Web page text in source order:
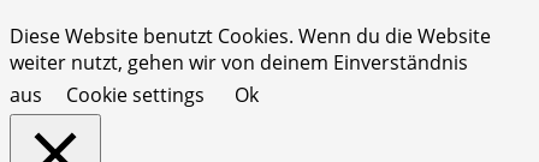
Diese Website benutzt Cookies. Wenn du die Website
weiter nutzt, gehen wir von deinem Einverständnis
aus
Cookie settings Ok